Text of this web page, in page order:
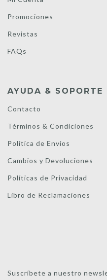
Promociones
Revistas
FAQs
AYUDA & SOPORTE
Contacto
Términos & Condiciones
Política de Envíos
Cambios y Devoluciones
Políticas de Privacidad
Libro de Reclamaciones
Suscríbete a nuestro